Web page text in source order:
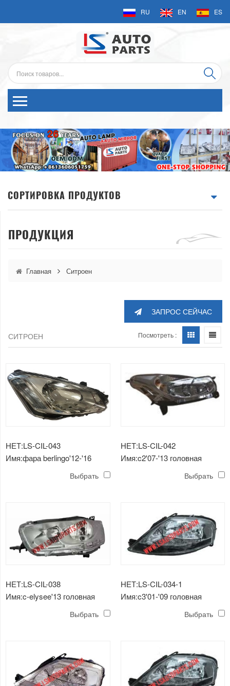
RU EN ES
СОРТИРОВКА ПРОДУКТОВ
ПРОДУКЦИЯ
Главная Ситроен
ЗАПРОС СЕЙЧАС
СИТРОЕН Посмотреть :
НЕТ:LS-CIL-043
Имя:фара berlingo'12-'16
Выбрать
НЕТ:LS-CIL-042
Имя:c2'07-'13 головная
Выбрать
НЕТ:LS-CIL-038
Имя:c-elysee'13 головная
Выбрать
НЕТ:LS-CIL-034-1
Имя:c3'01-'09 головная
Выбрать